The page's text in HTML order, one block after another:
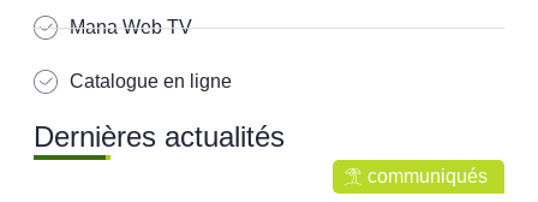
Mana Web TV
Catalogue en ligne
Dernières actualités
communiqués